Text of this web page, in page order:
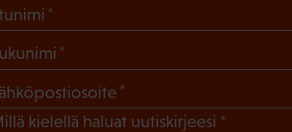
kielellä haluat uutiskirjeesi (Pakollinen)